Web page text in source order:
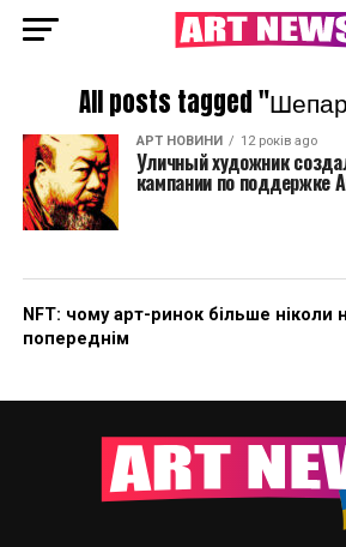
All posts tagged
АРТ НОВИНИ 12 років ago
Уличный художник
кампании по поддержке
NFT: чому арт-ринок більше ніколи
попереднім